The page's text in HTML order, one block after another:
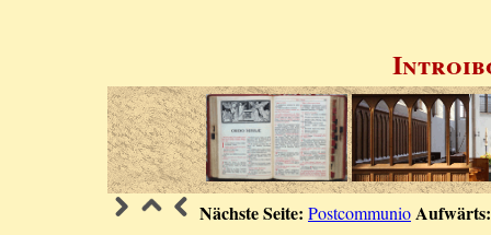
Nächste Seite: PostcommunioAufwärts: